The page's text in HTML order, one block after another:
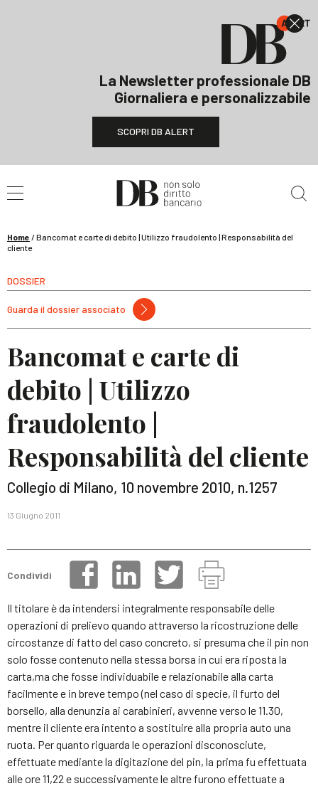
La Newsletter professionale DB
Giornaliera e personalizzabile
SCOPRI DB ALERT
Home /Bancomat e carte di debito | Utilizzo fraudolento | Responsabilità del
cliente
DOSSIER
Guarda il dossier associato
Bancomat e carte di
debito | Utilizzo
fraudolento |
Responsabilità del cliente
Collegio di Milano, 10 novembre 2010, n.1257
13 Giugno 2011
Condividi
Il titolare è da intendersi integralmente responsabile delle
operazioni di prelievo quando attraverso la ricostruzione delle
circostanze di fatto del caso concreto, si presuma che il pin non
solo fosse contenuto nella stessa borsa in cui era riposta la
carta,ma che fosse individuabile e relazionabile alla carta
facilmente e in breve tempo (nel caso di specie, il furto del
borsello, alla denunzia ai carabinieri, avvenne verso le 11.30,
mentre il cliente era intento a sostituire alla propria auto una
ruota. Per quanto riguarda le operazioni disconosciute,
effettuate mediante la digitazione del pin, la prima fu effettuata
alle ore 11,22 e successivamente le altre furono effettuate a